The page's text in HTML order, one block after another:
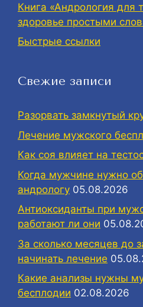
Книга «Андрология для
здоровье простыми
Быстрые ссылки
Свежие записи
Разорвать замкнутый
Лечение мужского
Как соя влияет на
Когда мужчине нужно
андрологу 05.08.2026
Антиоксиданты при
работают ли они
За сколько месяцев до
начинать лечение
Какие анализы нужны
бесплодии 02.08.2026